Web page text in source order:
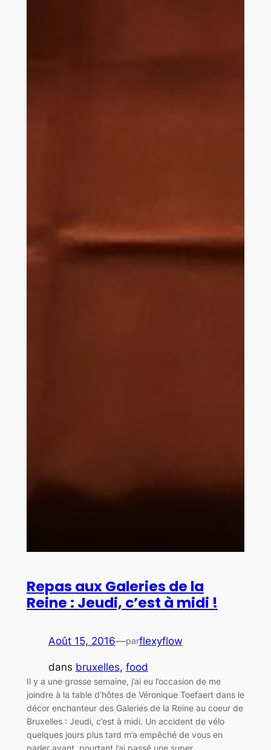
Repas aux Galeries de la
Reine : Jeudi, c’est à midi !
Août 15, 2016—parflexyflow
dans bruxelles, food
Il y a une grosse semaine, j’ai eu l’occasion de me
joindre à la table d’hôtes de Véronique Toefaert dans le
décor enchanteur des Galeries de la Reine au coeur de
Bruxelles : Jeudi, c’est à midi. Un accident de vélo
quelques jours plus tard m’a empêché de vous en
parler avant, pourtant j’ai passé une super…